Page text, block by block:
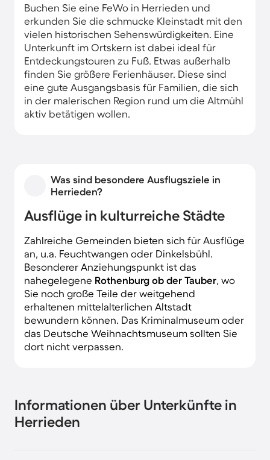
Buchen Sie eine FeWo in Herrieden und
erkunden Sie die schmucke Kleinstadt mit den
vielen historischen Sehenswürdigkeiten. Eine
Unterkunft im Ortskern ist dabei ideal für
Entdeckungstouren zu Fuß. Etwas außerhalb
finden Sie größere Ferienhäuser. Diese sind
eine gute Ausgangsbasis für Familien, die sich
in der malerischen Region rund um die Altmühl
aktiv betätigen wollen.
Was sind besondere Ausflugsziele in
Herrieden?
Ausflüge in kulturreiche Städte
Zahlreiche Gemeinden bieten sich für Ausflüge
an, u.a. Feuchtwangen oder Dinkelsbühl.
Besonderer Anziehungspunkt ist das
nahegelegene Rothenburg ob der Tauber, wo
Sie noch große Teile der weitgehend
erhaltenen mittelalterlichen Altstadt
bewundern können. Das Kriminalmuseum oder
das Deutsche Weihnachtsmuseum sollten Sie
dort nicht verpassen.
Informationen über Unterkünfte in
Herrieden